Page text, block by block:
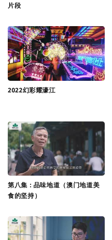
片段
2022幻彩耀濠江
第八集 : 品味地道（澳门地道美
食的坚持）